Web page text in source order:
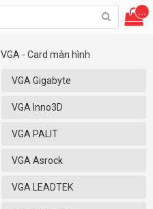
...
VGA - Card màn hình
VGA Gigabyte
VGA Inno3D
VGA PALIT
VGA Asrock
VGA LEADTEK